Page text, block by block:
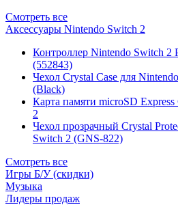
Смотреть все
Аксессуары Nintendo Switch 2
Контроллер Nintendo Switch 2
(552843)
Чехол Сrystal Сase для
(Black)
Карта памяти microSD
2
Чехол прозрачный Crystal
Switch 2 (GNS-822)
Смотреть все
Игры Б/У (скидки)
Музыка
Лидеры продаж